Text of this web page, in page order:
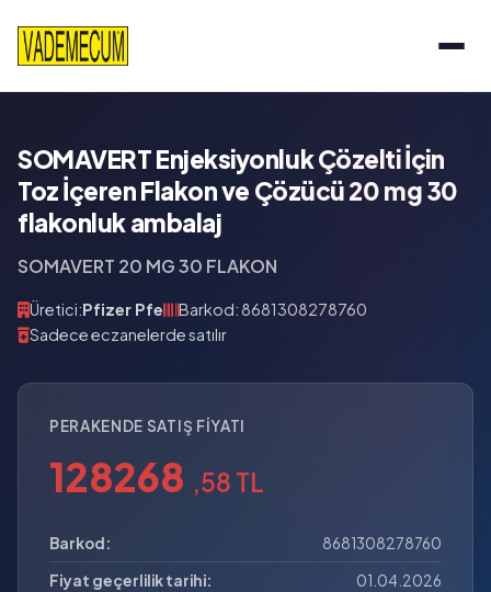
SOMAVERT Enjeksiyonluk Çözelti İçin
Toz İçeren Flakon ve Çözücü 20 mg 30
flakonluk ambalaj
SOMAVERT 20 MG 30 FLAKON
Üretici:Pfizer Pfe
Barkod: 8681308278760
Sadece eczanelerde satılır
PERAKENDE SATIŞ FIYATI
128268 ,58 TL
Barkod:
8681308278760
Fiyat geçerlilik tarihi:
01.04.2026